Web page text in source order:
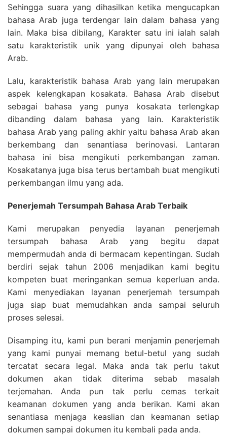
Sehingga suara yang dihasilkan ketika mengucapkan
bahasa Arab juga terdengar lain dalam bahasa yang
lain. Maka bisa dibilang, Karakter satu ini ialah salah
satu karakteristik unik yang dipunyai oleh bahasa
Arab.
Lalu, karakteristik bahasa Arab yang lain merupakan
aspek kelengkapan kosakata. Bahasa Arab disebut
sebagai bahasa yang punya kosakata terlengkap
dibanding dalam bahasa yang lain. Karakteristik
bahasa Arab yang paling akhir yaitu bahasa Arab akan
berkembang dan senantiasa berinovasi. Lantaran
bahasa ini bisa mengikuti perkembangan zaman.
Kosakatanya juga bisa terus bertambah buat mengikuti
perkembangan ilmu yang ada.
Penerjemah Tersumpah Bahasa Arab Terbaik
Kami merupakan penyedia layanan penerjemah
tersumpah bahasa Arab yang begitu dapat
mempermudah anda di bermacam kepentingan. Sudah
berdiri sejak tahun 2006 menjadikan kami begitu
kompeten buat meringankan semua keperluan anda.
Kami menyediakan layanan penerjemah tersumpah
juga siap buat memudahkan anda sampai seluruh
proses selesai.
Disamping itu, kami pun berani menjamin penerjemah
yang kami punyai memang betul-betul yang sudah
tercatat secara legal. Maka anda tak perlu takut
dokumen akan tidak diterima sebab masalah
terjemahan. Anda pun tak perlu cemas terkait
keamanan dokumen yang anda berikan. Kami akan
senantiasa menjaga keaslian dan keamanan setiap
dokumen sampai dokumen itu kembali pada anda.